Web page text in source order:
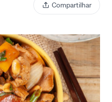
Compartilhar